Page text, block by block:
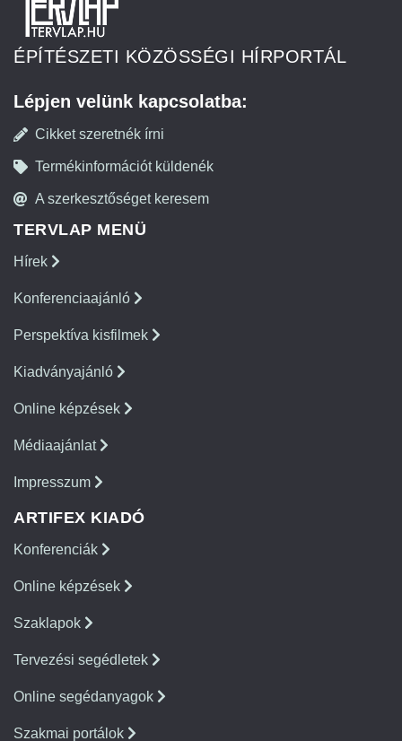
ÉPÍTÉSZETI KÖZÖSSÉGI HÍRPORTÁL
Lépjen velünk kapcsolatba:
Cikket szeretnék írni
Termékinformációt küldenék
A szerkesztőséget keresem
TERVLAP MENÜ
Hírek
Konferenciaajánló
Perspektíva kisfilmek
Kiadványajánló
Online képzések
Médiaajánlat
Impresszum
ARTIFEX KIADÓ
Konferenciák
Online képzések
Szaklapok
Tervezési segédletek
Online segédanyagok
Szakmai portálok